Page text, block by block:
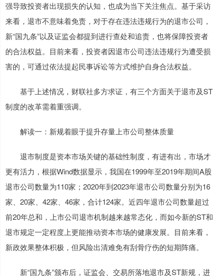
强导致投资者出现损失的认知，也成为当下关注焦点。基于采访
来看，退市不意味着免责，对于存在违法违规行为的退市公司，
新“国九条”以及证监会都提到进行查处和追责，也将保障投资者
的合法权益。目前来看，投资者因退市公司违法违规行为遭受损
害的，可通过依法提起民事诉讼等方式维护自身合法权益。
基于上述情况，财联社多方求证，有三个方面关于退市及ST
制度的改革需着重强调。
解读一：新规着眼于提升存量上市公司整体质量
退市制度是资本市场关键的基础性制度，有进有出，市场才
更有活力，根据Wind数据显示，我国在1999年至2019年期间A股
退市公司数量为110家；2020年到2023年退市公司数量分别为16
家、20家、42家、46家，合计124家。近四年退市公司数量超过
前20年总和，上市公司退市机制越来越常态化，而如今新的ST和
退市规定一定程度上更能推动资本市场的健康发展。目前来看，
新政效果整体积极，但风险出清难免有刮骨疗伤的短期阵痛。
新“国九条”颁布后，证监会、交易所落地退市及ST新规，进